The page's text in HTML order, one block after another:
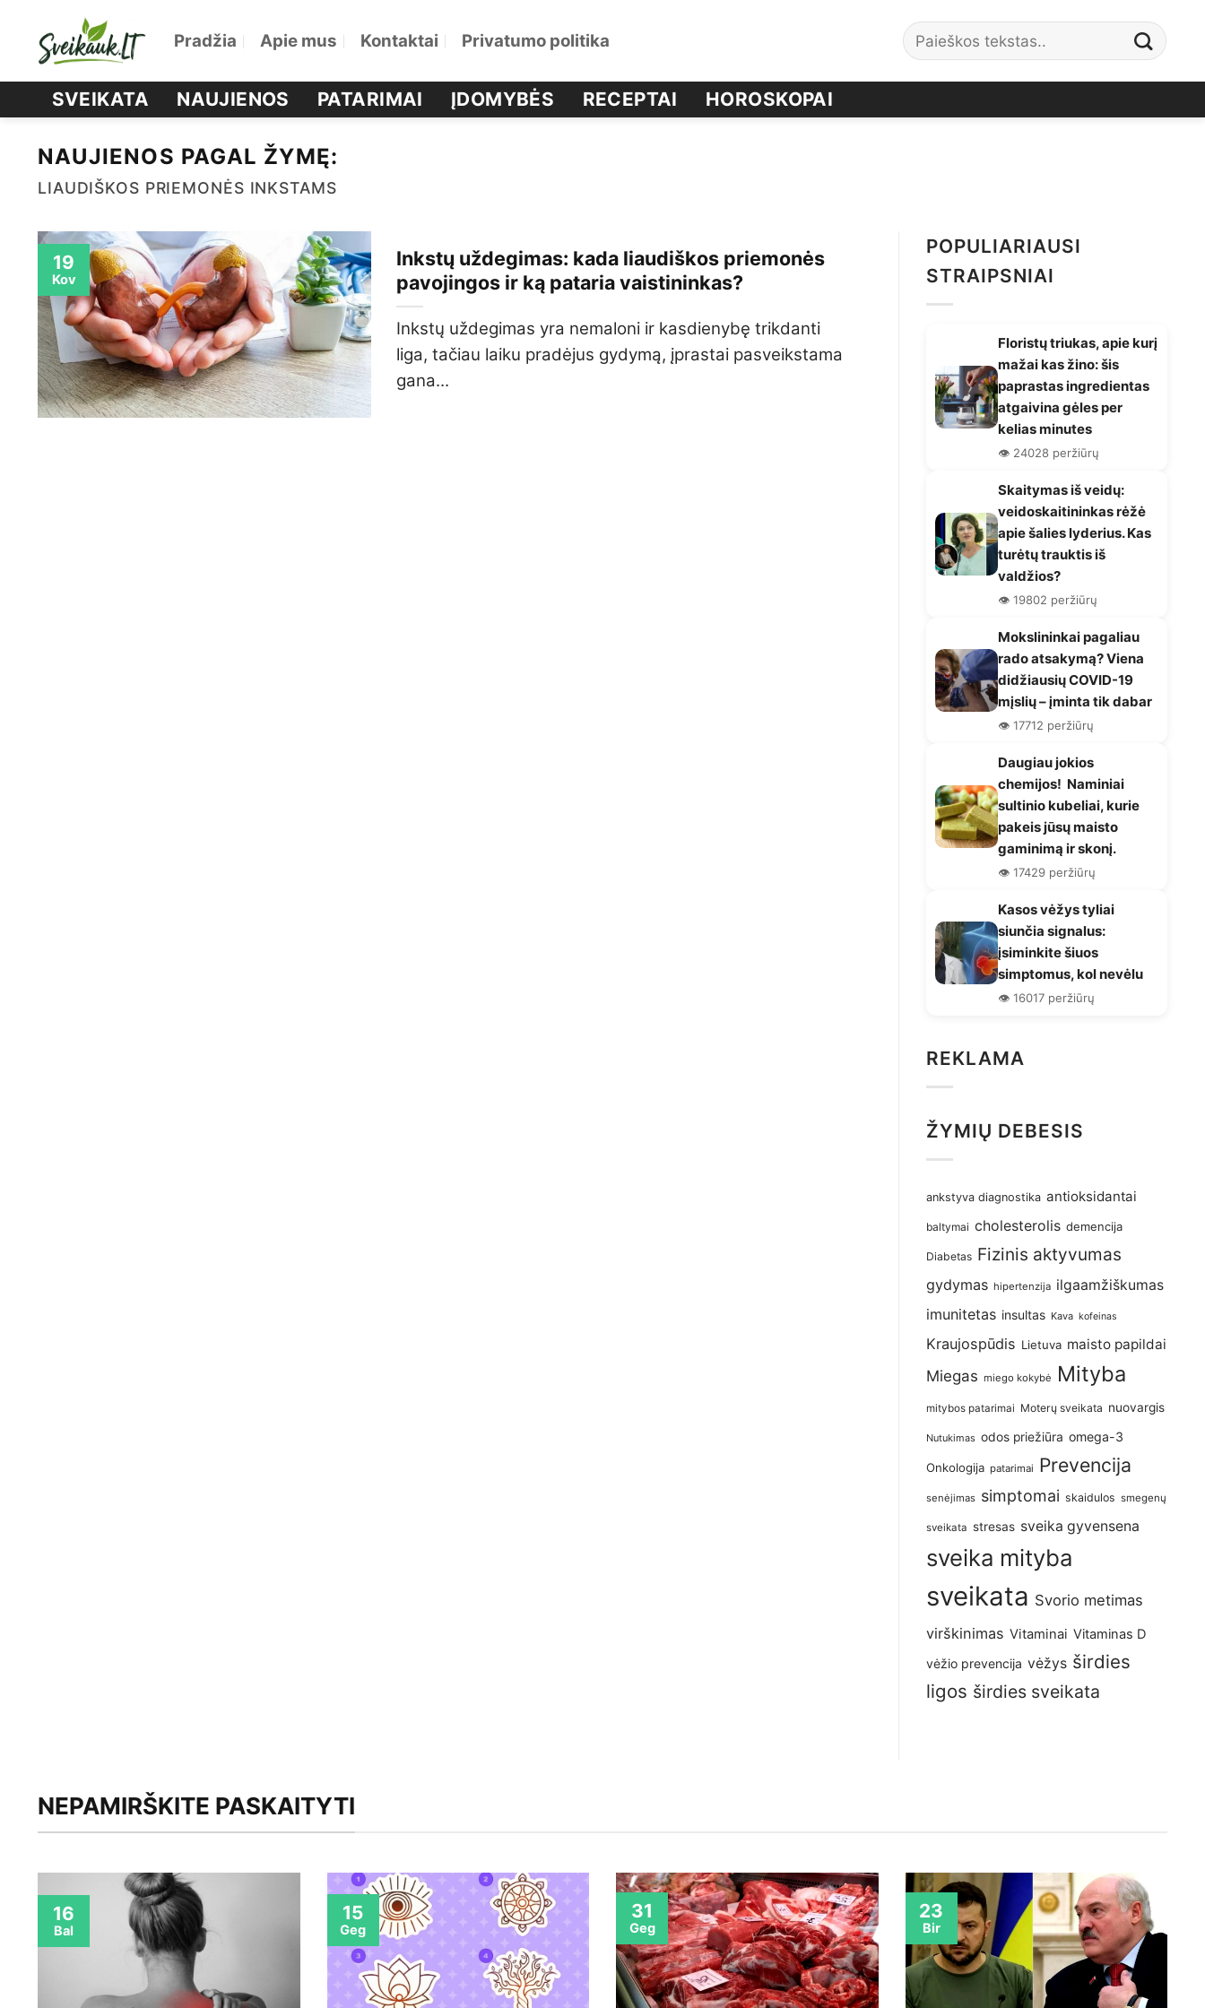
Pradžia Apie mus Kontaktai Privatumo politika
SVEIKATA NAUJIENOS PATARIMAI ĮDOMYBĖS RECEPTAI HOROSKOPAI
NAUJIENOS PAGAL ŽYMĘ:
LIAUDIŠKOS PRIEMONĖS INKSTAMS
Inkstų uždegimas: kada liaudiškos priemonės
pavojingos ir ką pataria vaistininkas?
Inkstų uždegimas yra nemaloni ir kasdienybę trikdanti
liga, tačiau laiku pradėjus gydymą, įprastai pasveikstama
gana...
19
Kov
POPULIARIAUSI
STRAIPSNIAI
Floristų triukas, apie kurį
mažai kas žino: šis
paprastas ingredientas
atgaivina gėles per
kelias minutes
👁️ 24028 peržiūrų
Skaitymas iš veidų:
veidoskaitininkas rėžė
apie šalies lyderius. Kas
turėtų trauktis iš
valdžios?
👁️ 19802 peržiūrų
Mokslininkai pagaliau
rado atsakymą? Viena
didžiausių COVID-19
mįslių – įminta tik dabar
👁️ 17712 peržiūrų
Daugiau jokios
chemijos! Naminiai
sultinio kubeliai, kurie
pakeis jūsų maisto
gaminimą ir skonį.
👁️ 17429 peržiūrų
Kasos vėžys tyliai
siunčia signalus:
įsiminkite šiuos
simptomus, kol nevėlu
👁️ 16017 peržiūrų
REKLAMA
ŽYMIŲ DEBESIS
ankstyva diagnostika antioksidantai
baltymai cholesterolis demencija
Diabetas Fizinis aktyvumas
gydymas hipertenzija ilgaamžiškumas
imunitetas insultas Kava kofeinas
Kraujospūdis Lietuva maisto papildai
Miegas miego kokybė Mityba
mitybos patarimai Moterų sveikata nuovargis
Nutukimas odos priežiūra omega-3
Onkologija patarimai Prevencija
senėjimas simptomai skaidulos smegenų
sveikata stresas sveika gyvensena
sveika mityba
sveikata Svorio metimas
virškinimas Vitaminai Vitaminas D
vėžio prevencija vėžys širdies
ligos širdies sveikata
NEPAMIRŠKITE PASKAITYTI
16
Bal
15
Geg
31
Geg
23
Bir